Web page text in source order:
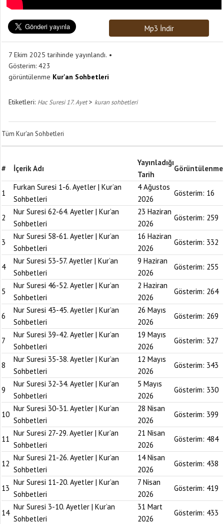
Mp3 İndir
7 Ekim 2025 tarihinde yayınlandı.
Gösterim: 423
görüntülenme Kur'an Sohbetleri
Etiketleri: Hac Suresi 17. Ayet> kuran sohbetleri
Tüm Kur'an Sohbetleri
# İçerik Adı
Yayınladığı
Tarih
Görüntülenme
1
Furkan Suresi 1-6. Ayetler | Kur’an
Sohbetleri
4 Ağustos
2026
Gösterim: 16
2
Nur Suresi 62-64. Ayetler | Kur’an
Sohbetleri
23 Haziran
2026
Gösterim: 259
3
Nur Suresi 58-61. Ayetler | Kur’an
Sohbetleri
16 Haziran
2026
Gösterim: 332
4
Nur Suresi 53-57. Ayetler | Kur’an
Sohbetleri
9 Haziran
2026
Gösterim: 255
5
Nur Suresi 46-52. Ayetler | Kur’an
Sohbetleri
2 Haziran
2026
Gösterim: 264
6
Nur Suresi 43-45. Ayetler | Kur’an
Sohbetleri
26 Mayıs
2026
Gösterim: 269
7
Nur Suresi 39-42. Ayetler | Kur’an
Sohbetleri
19 Mayıs
2026
Gösterim: 327
8
Nur Suresi 35-38. Ayetler | Kur’an
Sohbetleri
12 Mayıs
2026
Gösterim: 343
9
Nur Suresi 32-34. Ayetler | Kur’an
Sohbetleri
5 Mayıs
2026
Gösterim: 330
10
Nur Suresi 30-31. Ayetler | Kur’an
Sohbetleri
28 Nisan
2026
Gösterim: 399
11
Nur Suresi 27-29. Ayetler | Kur’an
Sohbetleri
21 Nisan
2026
Gösterim: 484
12
Nur Suresi 21-26. Ayetler | Kur’an
Sohbetleri
14 Nisan
2026
Gösterim: 438
13
Nur Suresi 11-20. Ayetler | Kur’an
Sohbetleri
7 Nisan
2026
Gösterim: 419
14
Nur Suresi 3-10. Ayetler | Kur’an
Sohbetleri
31 Mart
2026
Gösterim: 433